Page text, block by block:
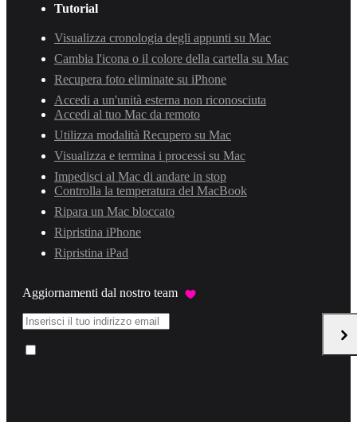
Tutorial
Visualizza cronologia degli appunti su Mac
Cambia l'icona o il colore della cartella su Mac
Recupera foto eliminate su iPhone
Accedi a un'unità esterna non riconosciuta
Accedi al tuo Mac da remoto
Utilizza modalità Recupero su Mac
Visualizza e termina i processi su Mac
Impedisci al Mac di andare in stop
Controlla la temperatura del MacBook
Ripara un Mac bloccato
Ripristina iPhone
Ripristina iPad
Aggiornamenti dal nostro team